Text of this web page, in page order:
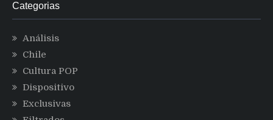
Categorias
Análisis
Chile
Cultura POP
Dispositivo
Exclusivas